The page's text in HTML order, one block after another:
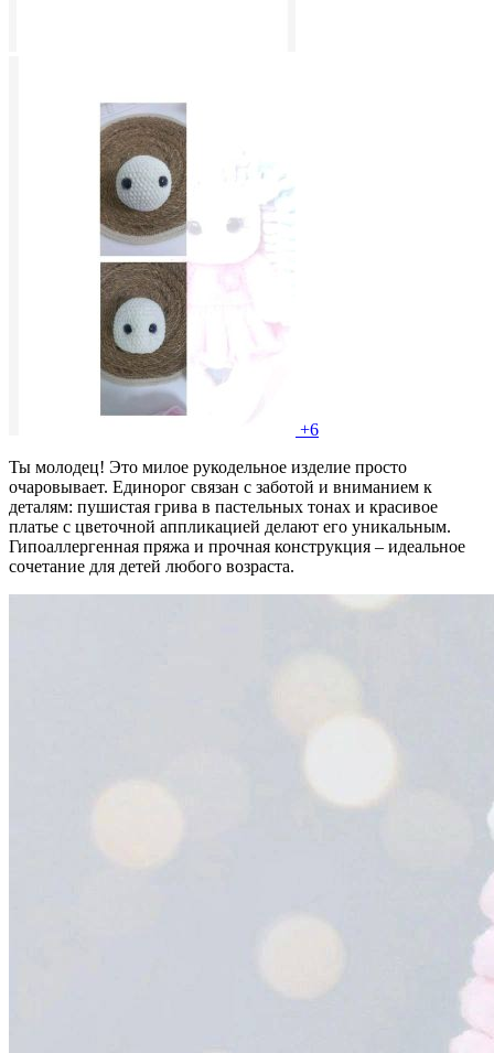
+6
Ты молодец! Это милое рукодельное изделие просто
очаровывает. Единорог связан с заботой и вниманием к
деталям: пушистая грива в пастельных тонах и красивое
платье с цветочной аппликацией делают его уникальным.
Гипоаллергенная пряжа и прочная конструкция – идеальное
сочетание для детей любого возраста.